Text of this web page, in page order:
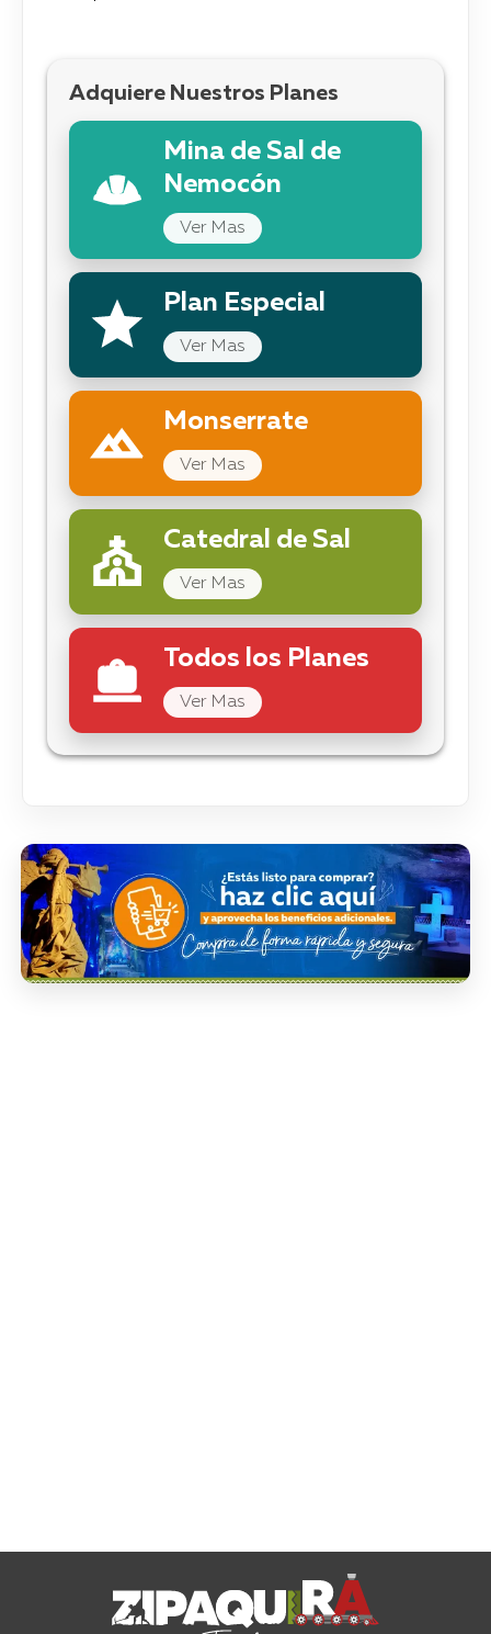
Adquiere Nuestros Planes
Mina de Sal de
Nemocón
Ver Mas
Plan Especial
Ver Mas
Monserrate
Ver Mas
Catedral de Sal
Ver Mas
Todos los Planes
Ver Mas